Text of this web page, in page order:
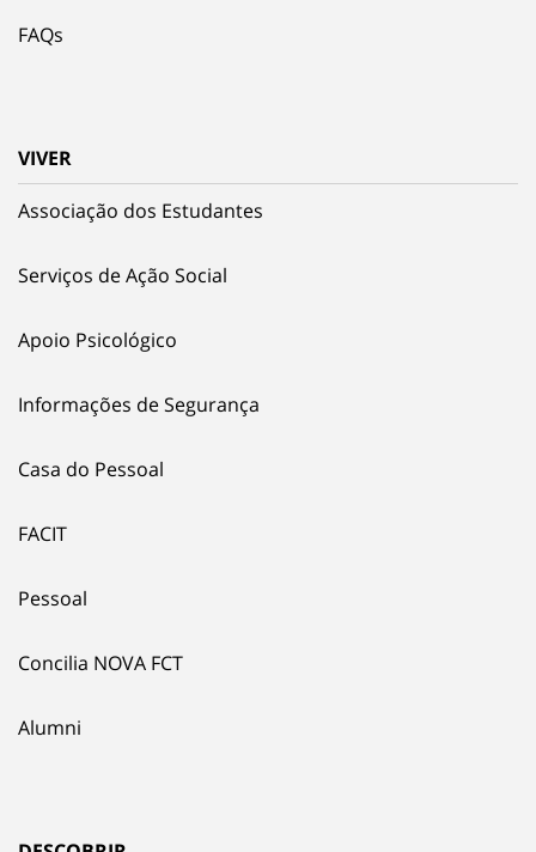
FAQs
VIVER
Associação dos Estudantes
Serviços de Ação Social
Apoio Psicológico
Informações de Segurança
Casa do Pessoal
FACIT
Pessoal
Concilia NOVA FCT
Alumni